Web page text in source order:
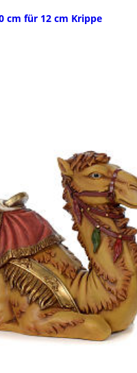
cm für 12 cm Krippe